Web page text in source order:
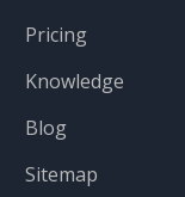
Pricing
Knowledge
Blog
Sitemap